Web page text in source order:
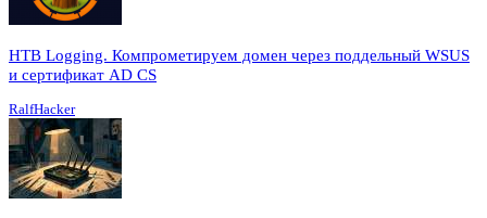
HTB Logging. Компрометируем домен через поддельный WSUS
и сертификат AD CS
RalfHacker